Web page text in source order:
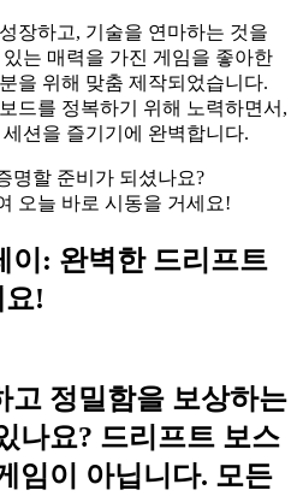
장하고, 기술을 연마하는 것을
는 매력을 가진 게임을 좋아한
을 위해 맞춤 제작되었습니다.
드를 정복하기 위해 노력하면서,
션을 즐기기에 완벽합니다.
명할 준비가 되셨나요?
오늘 바로 시동을 거세요!
이: 완벽한 드리프트
!
고 정밀함을 보상하는
나요? 드리프트 보스
임이 아닙니다. 모든